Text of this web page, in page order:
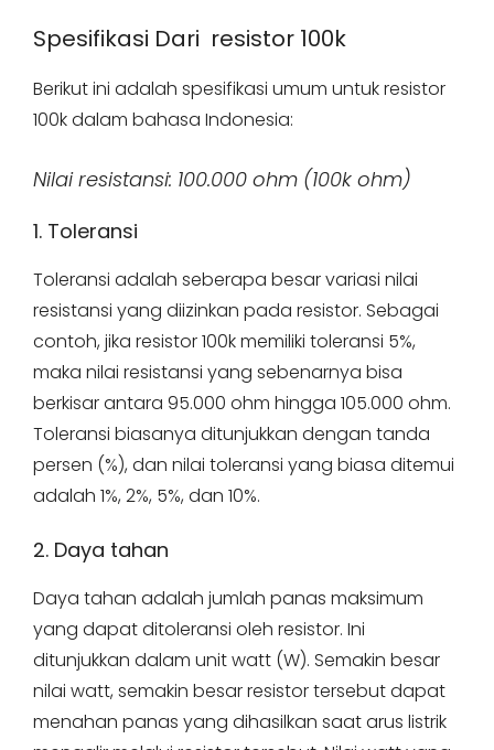
Spesifikasi Dari resistor 100k
Berikut ini adalah spesifikasi umum untuk resistor
100k dalam bahasa Indonesia:
Nilai resistansi: 100.000 ohm (100k ohm)
1. Toleransi
Toleransi adalah seberapa besar variasi nilai
resistansi yang diizinkan pada resistor. Sebagai
contoh, jika resistor 100k memiliki toleransi 5%,
maka nilai resistansi yang sebenarnya bisa
berkisar antara 95.000 ohm hingga 105.000 ohm.
Toleransi biasanya ditunjukkan dengan tanda
persen (%), dan nilai toleransi yang biasa ditemui
adalah 1%, 2%, 5%, dan 10%.
2. Daya tahan
Daya tahan adalah jumlah panas maksimum
yang dapat ditoleransi oleh resistor. Ini
ditunjukkan dalam unit watt (W). Semakin besar
nilai watt, semakin besar resistor tersebut dapat
menahan panas yang dihasilkan saat arus listrik